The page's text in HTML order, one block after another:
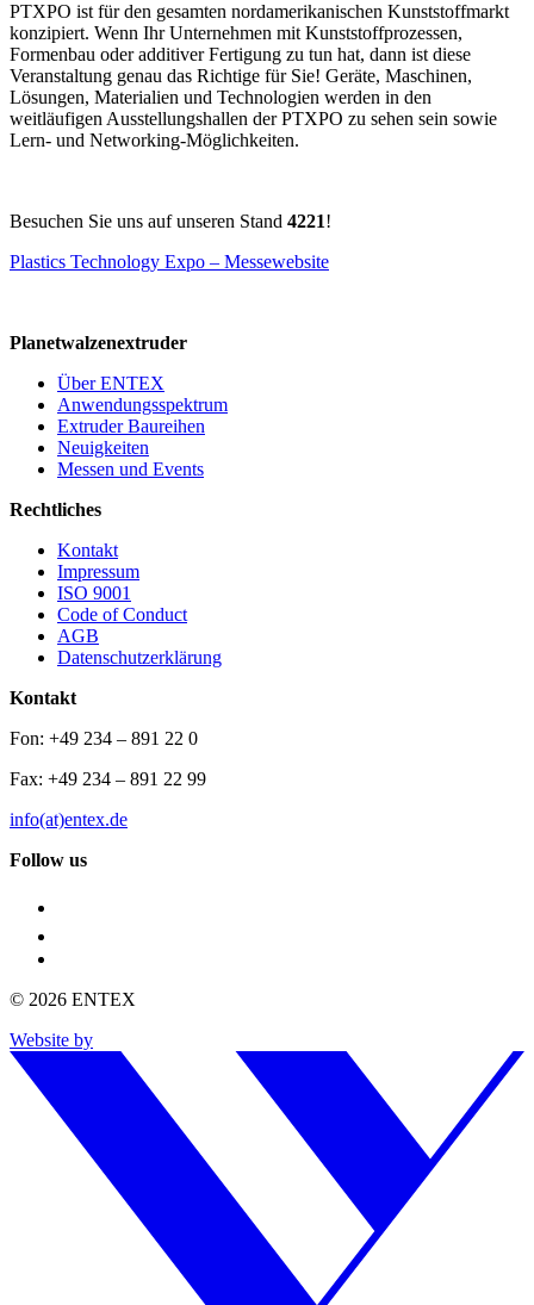
PTXPO ist für den gesamten nordamerikanischen Kunststoffmarkt
konzipiert. Wenn Ihr Unternehmen mit Kunststoffprozessen,
Formenbau oder additiver Fertigung zu tun hat, dann ist diese
Veranstaltung genau das Richtige für Sie! Geräte, Maschinen,
Lösungen, Materialien und Technologien werden in den
weitläufigen Ausstellungshallen der PTXPO zu sehen sein sowie
Lern- und Networking-Möglichkeiten.
Besuchen Sie uns auf unseren Stand 4221!
Plastics Technology Expo – Messewebsite
Planetwalzenextruder
Über ENTEX
Anwendungsspektrum
Extruder Baureihen
Neuigkeiten
Messen und Events
Rechtliches
Kontakt
Impressum
ISO 9001
Code of Conduct
AGB
Datenschutzerklärung
Kontakt
Fon: +49 234 – 891 22 0
Fax: +49 234 – 891 22 99
info(at)entex.de
Follow us
© 2026 ENTEX
Website by